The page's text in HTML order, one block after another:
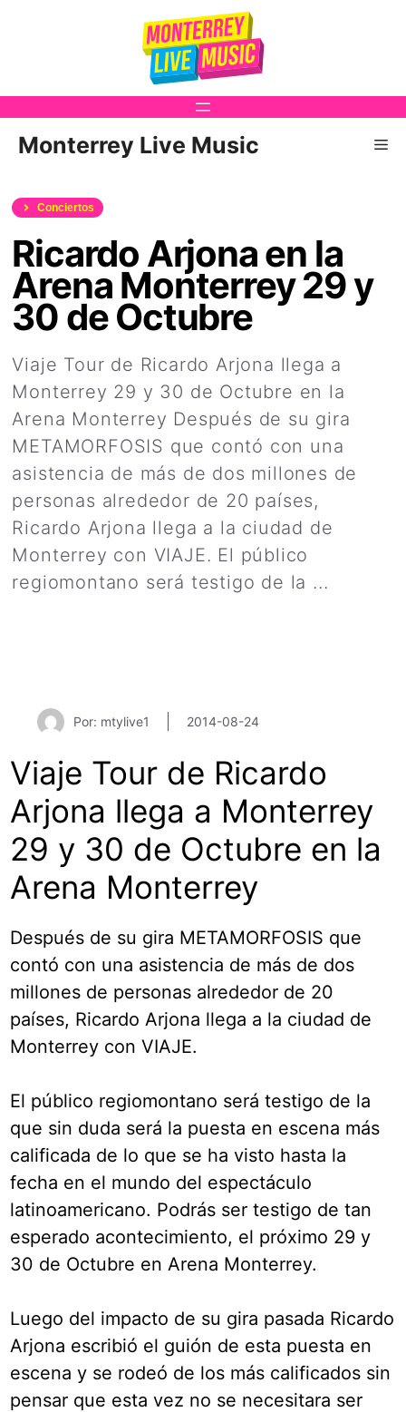
Monterrey Live Music
Conciertos
Ricardo Arjona en la
Arena Monterrey 29 y
30 de Octubre
Viaje Tour de Ricardo Arjona llega a
Monterrey 29 y 30 de Octubre en la
Arena Monterrey Después de su gira
METAMORFOSIS que contó con una
asistencia de más de dos millones de
personas alrededor de 20 países,
Ricardo Arjona llega a la ciudad de
Monterrey con VIAJE. El público
regiomontano será testigo de la ...
Por: mtylive1 2014-08-24
Viaje Tour de Ricardo
Arjona llega a Monterrey
29 y 30 de Octubre en la
Arena Monterrey
Después de su gira METAMORFOSIS que
contó con una asistencia de más de dos
millones de personas alrededor de 20
países, Ricardo Arjona llega a la ciudad de
Monterrey con VIAJE.
El público regiomontano será testigo de la
que sin duda será la puesta en escena más
calificada de lo que se ha visto hasta la
fecha en el mundo del espectáculo
latinoamericano. Podrás ser testigo de tan
esperado acontecimiento, el próximo 29 y
30 de Octubre en Arena Monterrey.
Luego del impacto de su gira pasada Ricardo
Arjona escribió el guión de esta puesta en
escena y se rodeó de los más calificados sin
pensar que esta vez no se necesitara ser